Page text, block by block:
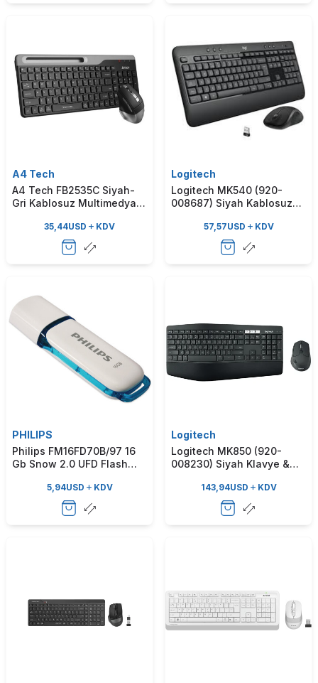
A4 Tech
A4 Tech FB2535C Siyah-
Gri Kablosuz Multimedya Q
35,44USD KDV
Logitech
Logitech MK540 (920-
008687) Siyah Kablosuz
57,57USD KDV
PHILIPS
Philips FM16FD70B/97 16
Gb Snow 2.0 UFD Flash
5,94USD KDV
Logitech
Logitech MK850 (920-
008230) Siyah Klavye &
143,94USD KDV